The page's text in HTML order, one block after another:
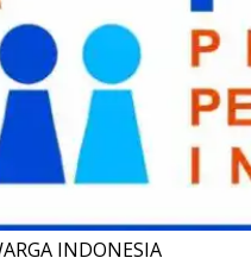
INDONESIA